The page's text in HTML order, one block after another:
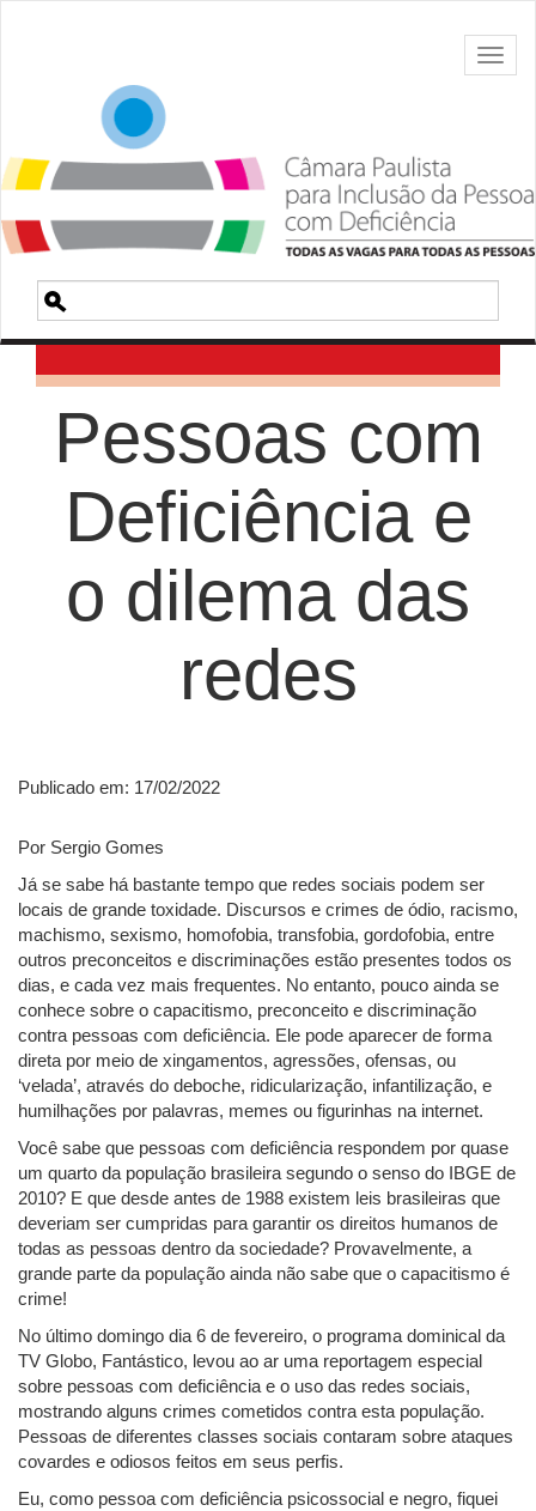
Pesquisa
Pessoas com
Deficiência e
o dilema das
redes
Publicado em: 17/02/2022
Por Sergio Gomes
Já se sabe há bastante tempo que redes sociais podem ser
locais de grande toxidade. Discursos e crimes de ódio, racismo,
machismo, sexismo, homofobia, transfobia, gordofobia, entre
outros preconceitos e discriminações estão presentes todos os
dias, e cada vez mais frequentes. No entanto, pouco ainda se
conhece sobre o capacitismo, preconceito e discriminação
contra pessoas com deficiência. Ele pode aparecer de forma
direta por meio de xingamentos, agressões, ofensas, ou
‘velada’, através do deboche, ridicularização, infantilização, e
humilhações por palavras, memes ou figurinhas na internet.
Você sabe que pessoas com deficiência respondem por quase
um quarto da população brasileira segundo o senso do IBGE de
2010? E que desde antes de 1988 existem leis brasileiras que
deveriam ser cumpridas para garantir os direitos humanos de
todas as pessoas dentro da sociedade? Provavelmente, a
grande parte da população ainda não sabe que o capacitismo é
crime!
No último domingo dia 6 de fevereiro, o programa dominical da
TV Globo, Fantástico, levou ao ar uma reportagem especial
sobre pessoas com deficiência e o uso das redes sociais,
mostrando alguns crimes cometidos contra esta população.
Pessoas de diferentes classes sociais contaram sobre ataques
covardes e odiosos feitos em seus perfis.
Eu, como pessoa com deficiência psicossocial e negro, fiquei